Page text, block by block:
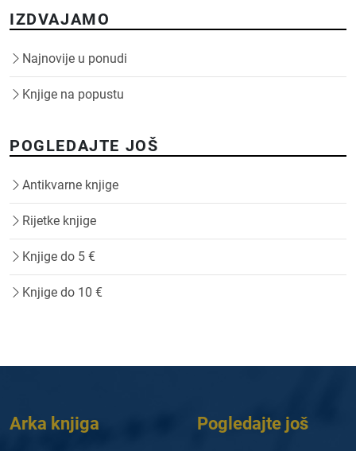
IZDVAJAMO
Najnovije u ponudi
Knjige na popustu
POGLEDAJTE JOŠ
Antikvarne knjige
Rijetke knjige
Knjige do 5 €
Knjige do 10 €
Arka knjiga Pogledajte još